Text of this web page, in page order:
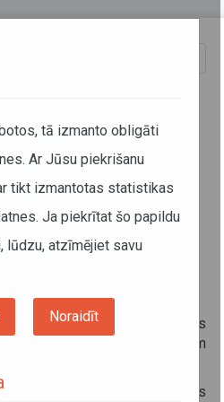
par starptautiskajiem
valdības
ar autotransportu
unAlbānijas
Republikas
par starptautiskajiem
un
Republikas
tā izmanto obligāti
Ar Jūsu piekrišanu
tikt izmantotas statistikas
Ja piekrītat šo papildu
lūdzu, atzīmējiet savu
Noraidīt